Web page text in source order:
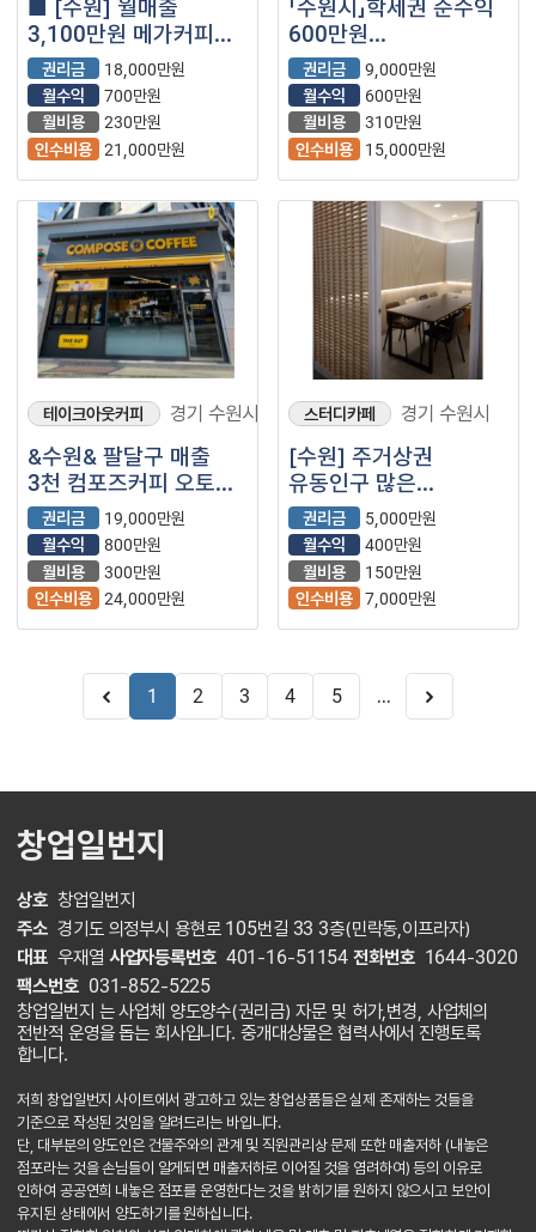
■ [수원] 월매출
3,100만원 메가커피
양도양수 창업 매물
(프랜차이즈｜저가커피
｜카페)
권리금
18,000만원
월수익
700만원
월비용
230만원
인수비용 21,000만원
「수원시」학세권 순수익
600만원
【스터디카페】
권리금
9,000만원
월수익
600만원
월비용
310만원
인수비용
15,000만원
테이크아웃커피 경기 수원시
&수원& 팔달구 매출
3천 컴포즈커피 오토로
운영중인 매장 양도양수
나왔습니다!
권리금
19,000만원
월수익
800만원
월비용
300만원
인수비용 24,000만원
스터디카페 경기 수원시
[수원] 주거상권
유동인구 많은
스터디카페
소개합니다!!
권리금
5,000만원
월수익
400만원
월비용
150만원
인수비용 7,000만원
1 2 3 4 5 ...
창업일번지
상호 창업일번지
주소 경기도 의정부시 용현로 105번길 33 3층(민락동,이프라자)
대표 우재열 사업자등록번호 401-16-51154 전화번호 1644-3020
팩스번호 031-852-5225
창업일번지 는 사업체 양도양수(권리금) 자문 및 허가,변경, 사업체의
전반적 운영을 돕는 회사입니다. 중개대상물은 협력사에서 진행토록
합니다.
저희 창업일번지 사이트에서 광고하고 있는 창업상품들은 실제 존재하는 것들을
기준으로 작성된 것임을 알려드리는 바입니다.
단, 대부분의 양도인은 건물주와의 관계 및 직원관리상 문제 또한 매출저하 (내놓은
점포라는 것을 손님들이 알게되면 매출저하로 이어질 것을 염려하여) 등의 이유로
인하여 공공연희 내놓은 점포를 운영한다는 것을 밝히기를 원하지 않으시고 보안이
유지된 상태에서 양도하기를 원하십니다.